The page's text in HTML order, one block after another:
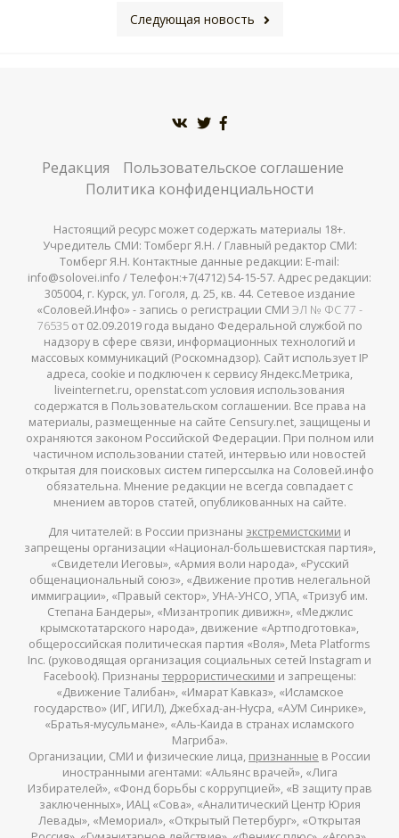
Следующая новость
Редакция
Пользовательское соглашение
Политика конфиденциальности
Настоящий ресурс может содержать материалы 18+.
Учредитель СМИ: Томберг Я.Н. / Главный редактор СМИ:
Томберг Я.Н. Контактные данные редакции: E-mail:
info@solovei.info / Телефон:+7(4712) 54-15-57. Адрес редакции:
305004, г. Курск, ул. Гоголя, д. 25, кв. 44. Сетевое издание
«Соловей.Инфо» - запись о регистрации СМИ ЭЛ № ФС 77 -
76535от 02.09.2019 года выдано Федеральной службой по
надзору в сфере связи, информационных технологий и
массовых коммуникаций (Роскомнадзор). Сайт использует IP
адреса, cookie и подключен к сервису Яндекс.Метрика,
liveinternet.ru, openstat.com условия использования
содержатся в Пользовательском соглашении. Все права на
материалы, размещенные на сайте Censury.net, защищены и
охраняются законом Российской Федерации. При полном или
частичном использовании статей, интервью или новостей
открытая для поисковых систем гиперссылка на Соловей.инфо
обязательна. Мнение редакции не всегда совпадает с
мнением авторов статей, опубликованных на сайте.
Для читателей: в России признаны экстремистскими и
запрещены организации «Национал-большевистская партия»,
«Свидетели Иеговы», «Армия воли народа», «Русский
общенациональный союз», «Движение против нелегальной
иммиграции», «Правый сектор», УНА-УНСО, УПА, «Тризуб им.
Степана Бандеры», «Мизантропик дивижн», «Меджлис
крымскотатарского народа», движение «Артподготовка»,
общероссийская политическая партия «Воля», Meta Platforms
Inc. (руководящая организация социальных сетей Instagram и
Facebook). Признаны террористическими и запрещены:
«Движение Талибан», «Имарат Кавказ», «Исламское
государство» (ИГ, ИГИЛ), Джебхад-ан-Нусра, «АУМ Синрике»,
«Братья-мусульмане», «Аль-Каида в странах исламского
Магриба».
Организации, СМИ и физические лица, признанные в России
иностранными агентами: «Альянс врачей», «Лига
Избирателей», «Фонд борьбы с коррупцией», «В защиту прав
заключенных», ИАЦ «Сова», «Аналитический Центр Юрия
Левады», «Мемориал», «Открытый Петербург», «Открытая